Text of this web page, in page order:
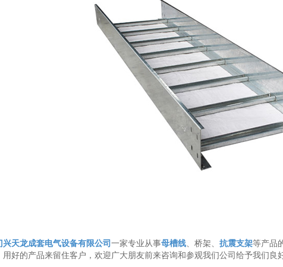
兴天龙成套电气设备有限公司 一家专业从事母槽线、桥架、 抗震支架等产品
用好的产品来留住客户，欢迎广大朋友前来咨询和参观我们公司给予我们良